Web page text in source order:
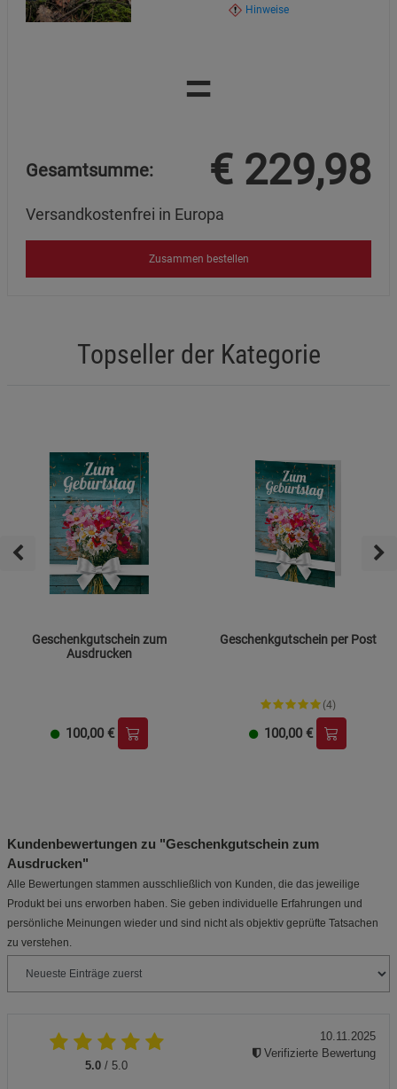
Hinweise
=
Gesamtsumme: € 229,98
Versandkostenfrei in Europa
Zusammen bestellen
Topseller der Kategorie
Geschenkgutschein zum
Ausdrucken
100,00 €
Geschenkgutschein per Post
(4)
100,00 €
Kundenbewertungen zu "Geschenkgutschein zum
Ausdrucken"
Alle Bewertungen stammen ausschließlich von Kunden, die das jeweilige
Produkt bei uns erworben haben. Sie geben individuelle Erfahrungen und
persönliche Meinungen wieder und sind nicht als objektiv geprüfte Tatsachen
zu verstehen.
5.0 / 5.0
10.11.2025
Verifizierte Bewertung